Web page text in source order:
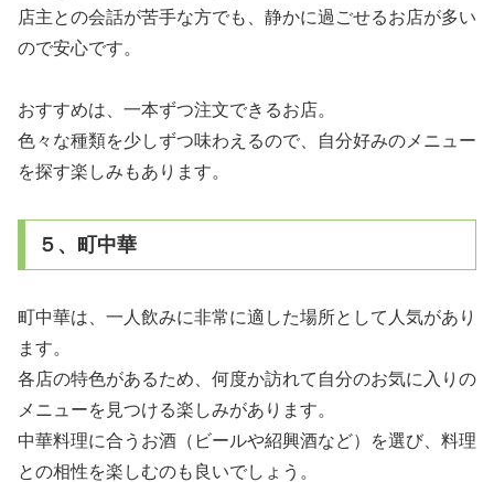
店主との会話が苦手な方でも、静かに過ごせるお店が多い
ので安心です。
おすすめは、一本ずつ注文できるお店。
色々な種類を少しずつ味わえるので、自分好みのメニュー
を探す楽しみもあります。
５、町中華
町中華は、一人飲みに非常に適した場所として人気があり
ます。
各店の特色があるため、何度か訪れて自分のお気に入りの
メニューを見つける楽しみがあります。
中華料理に合うお酒（ビールや紹興酒など）を選び、料理
との相性を楽しむのも良いでしょう。